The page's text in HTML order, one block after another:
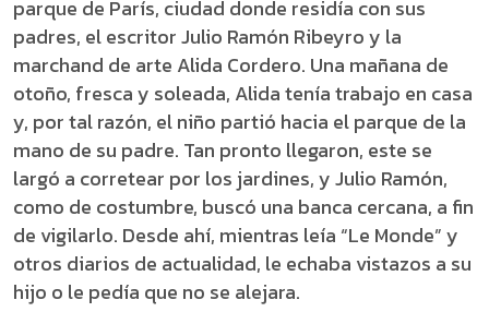
parque de París, ciudad donde residía con sus
padres, el escritor Julio Ramón Ribeyro y la
marchand de arte Alida Cordero. Una mañana de
otoño, fresca y soleada, Alida tenía trabajo en casa
y, por tal razón, el niño partió hacia el parque de la
mano de su padre. Tan pronto llegaron, este se
largó a corretear por los jardines, y Julio Ramón,
como de costumbre, buscó una banca cercana, a fin
de vigilarlo. Desde ahí, mientras leía “Le Monde” y
otros diarios de actualidad, le echaba vistazos a su
hijo o le pedía que no se alejara.